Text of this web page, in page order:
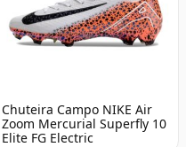
Chuteira Campo NIKE Air
Zoom Mercurial Superfly 10
Elite FG Electric